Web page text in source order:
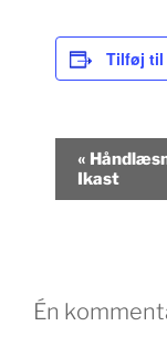
Tilføj til
g
n
«
Ikast
Én